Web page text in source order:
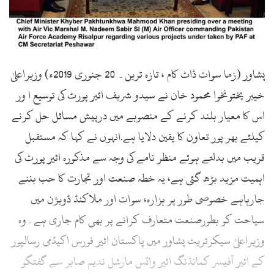
l
پشاور (زما سوات ڈاٹ کام ، تازہ ترین۔ 20 جنوری 2019ء) وزیراعلیٰ
خیبر پختونخوا محمود خان نے سیدو شریف ائیر پورٹ کی توسیع ا ور
اس کا معیار بلند کرنے کے منصوبے میں درپیش مسائل حل کرنے
کیلئے بھر پور تعاون کا یقین دلایا ہے.انہوں نے کہا کہ مستقبل
قریب میں بدلتے ہوئے منظر نامے کی وجہ سے مذکورہ ائیر پورٹ کی
اہمیت مزید بڑھ گئی ہے، یہ خطہ صنعت اور تجارت کا حب بننے
جارہاہے خصوصی طور پر ہزارہ، سوات اور ملاکنڈ ڈویژن میں
سیاحت کو بطورصنعت متعارف کرانے پر بھی کام جاری ہے۔وہ
وزیراعلیٰ سیکرٹریٹ پشاور میں پاکستان ائیر فورس اکیڈمی رسالپور
کے ائیر آفیسر کمانڈنگ ائیر وائس مارشل ندیم صابر سے گفتگو